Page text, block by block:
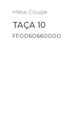
Mesa Coupe
TAÇA 10
FF0060660000